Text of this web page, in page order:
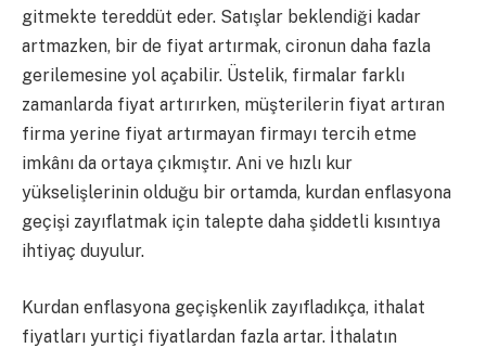
gitmekte tereddüt eder. Satışlar beklendiği kadar
artmazken, bir de fiyat artırmak, cironun daha fazla
gerilemesine yol açabilir. Üstelik, firmalar farklı
zamanlarda fiyat artırırken, müşterilerin fiyat artıran
firma yerine fiyat artırmayan firmayı tercih etme
imkânı da ortaya çıkmıştır. Ani ve hızlı kur
yükselişlerinin olduğu bir ortamda, kurdan enflasyona
geçişi zayıflatmak için talepte daha şiddetli kısıntıya
ihtiyaç duyulur.
Kurdan enflasyona geçişkenlik zayıfladıkça, ithalat
fiyatları yurtiçi fiyatlardan fazla artar. İthalatın